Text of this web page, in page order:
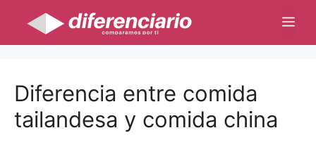
contenido
Diferencia entre comida
tailandesa y comida china